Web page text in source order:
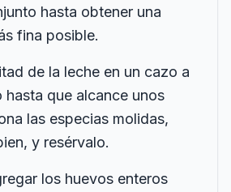
hasta obtener una
fina posible.
de la leche en un cazo a
que alcance unos
las especias molidas,
y resérvalo.
los huevos enteros